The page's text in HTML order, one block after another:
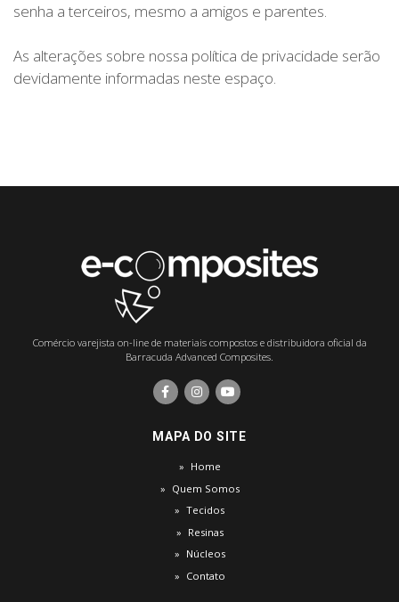
senha a terceiros, mesmo a amigos e parentes.
As alterações sobre nossa política de privacidade serão
devidamente informadas neste espaço.
Comércio varejista on-line de materiais compostos e distribuidora oficial da
Barracuda Advanced Composites.
MAPA DO SITE
Home
Quem Somos
Tecidos
Resinas
Núcleos
Contato